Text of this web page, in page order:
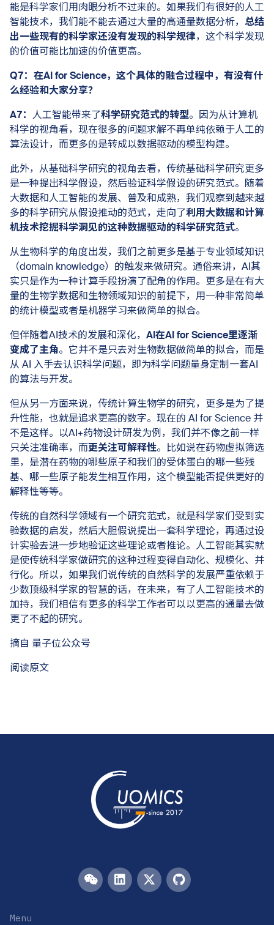
能是科学家们用肉眼分析不过来的。如果我们有很好的人工
智能技术，我们能不能去通过大量的高通量数据分析， 总结
出一些现有的科学家还没有发现的科学规律，这个科学发现
的价值可能比加速的价值更高。
Q7：在AI for Science，这个具体的融合过程中，有没有什
么经验和大家分享？
A7： 人工智能带来了科学研究范式的转型。因为从计算机
科学的视角看，现在很多的问题求解不再单纯依赖于人工的
算法设计，而更多的是转成以数据驱动的模型构建。
此外，从基础科学研究的视角去看，传统基础科学研究更多
是一种提出科学假设，然后验证科学假设的研究范式。随着
大数据和人工智能的发展、普及和成熟，我们观察到越来越
多的科学研究从假设推动的范式，走向了利用大数据和计算
机技术挖掘科学洞见的这种数据驱动的科学研究范式。
从生物科学的角度出发，我们之前更多是基于专业领域知识
（domain knowledge）的触发来做研究。通俗来讲，AI其
实只是作为一种计算手段扮演了配角的作用。更多是在有大
量的生物学数据和生物领域知识的前提下，用一种非常简单
的统计模型或者是机器学习来做简单的拟合。
但伴随着AI技术的发展和深化， AI在AI for Science里逐渐
变成了主角。它并不是只去对生物数据做简单的拟合，而是
从 AI 入手去认识科学问题，即为科学问题量身定制一套AI
的算法与开发。
但从另一方面来说，传统计算生物学的研究，更多是为了提
升性能，也就是追求更高的数字。现在的 AI for Science 并
不是这样。以AI+药物设计研发为例，我们并不像之前一样
只关注准确率，而更关注可解释性。比如说在药物虚拟筛选
里，是潜在药物的哪些原子和我们的受体蛋白的哪一些残
基、哪一些原子能发生相互作用，这个模型能否提供更好的
解释性等等。
传统的自然科学领域有一个研究范式，就是科学家们受到实
验数据的启发，然后大胆假说提出一套科学理论，再通过设
计实验去进一步地验证这些理论或者推论。人工智能其实就
是使传统科学家做研究的这种过程变得自动化、规模化、并
行化。所以，如果我们说传统的自然科学的发展严重依赖于
少数顶级科学家的智慧的话，在未来，有了人工智能技术的
加持，我们相信有更多的科学工作者可以以更高的通量去做
更了不起的研究。
摘自 量子位公众号
阅读原文
Menu